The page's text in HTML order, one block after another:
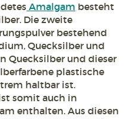
Amalgam besteht
Die zweite
bestehend
Quecksilber und
Quecksilber und dieser
plastische
haltbar ist.
somit auch in
enthalten. Aus diesen